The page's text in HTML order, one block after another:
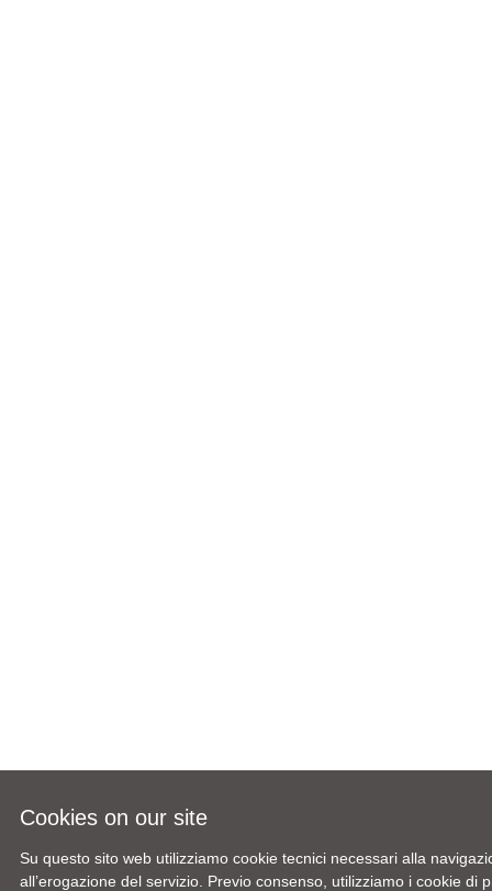
Cookies on our site
Su questo sito web utilizziamo cookie tecnici necessari alla
all’erogazione del servizio. Previo consenso, utilizziamo i cookie di